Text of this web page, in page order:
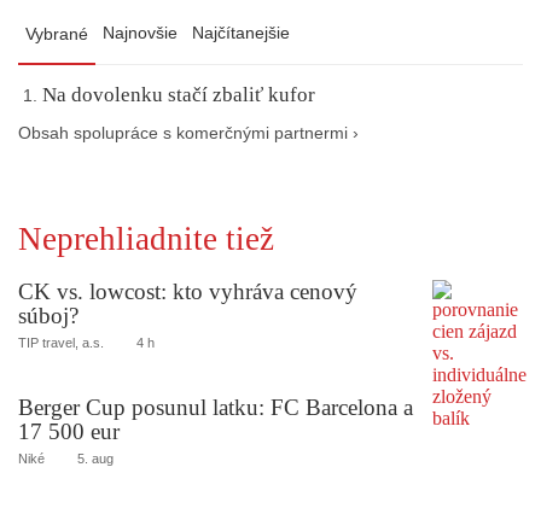
Vybrané Najnovšie Najčítanejšie
Na dovolenku stačí zbaliť kufor
Obsah spolupráce s komerčnými partnermi ›
Neprehliadnite tiež
CK vs. lowcost: kto vyhráva cenový
súboj?
TIP travel, a.s. 4 h
Berger Cup posunul latku: FC Barcelona a
17 500 eur
Niké 5. aug